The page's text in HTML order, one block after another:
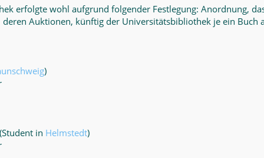
erfolgte wohl aufgrund folgender Festlegung: Anordnung,
Auktionen, künftig der Universitätsbibliothek je ein Buch
)
in Helmstedt)